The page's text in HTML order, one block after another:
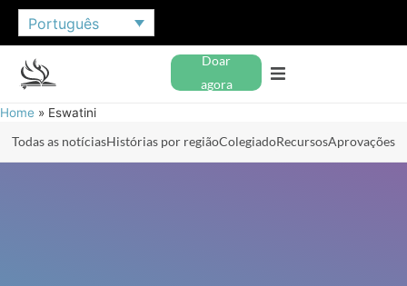
Português
Doar
agora
Home » Eswatini
Todas as notíciasHistórias por regiãoColegiadoRecursosAprovações